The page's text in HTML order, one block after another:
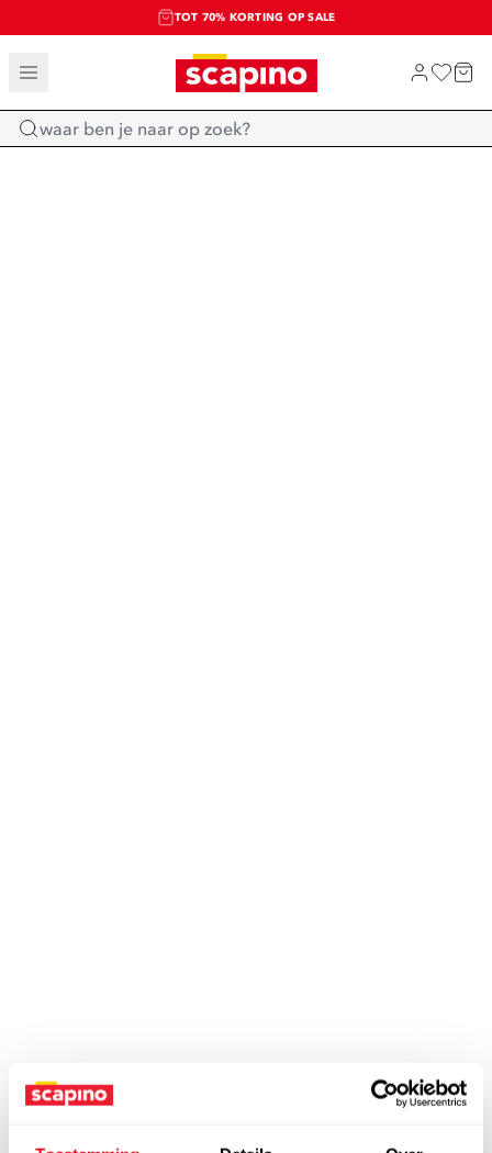
TOT 70% KORTING OP SALE
SALE: LAATSTE KANS!
SHOP NIEUW
Home